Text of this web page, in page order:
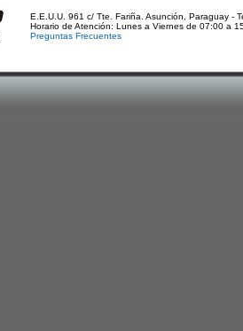
E.E.U.U. 961 c/ Tte. Fariña. Asunción, Paraguay -
Horario de Atención: Lunes a Viernes de 07:00 a
Preguntas Frecuentes